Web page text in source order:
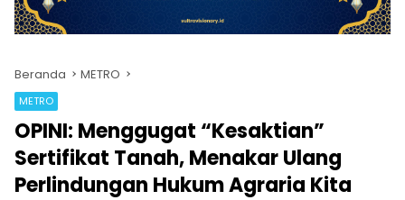
Beranda METRO
METRO
OPINI: Menggugat “Kesaktian”
Sertifikat Tanah, Menakar Ulang
Perlindungan Hukum Agraria Kita